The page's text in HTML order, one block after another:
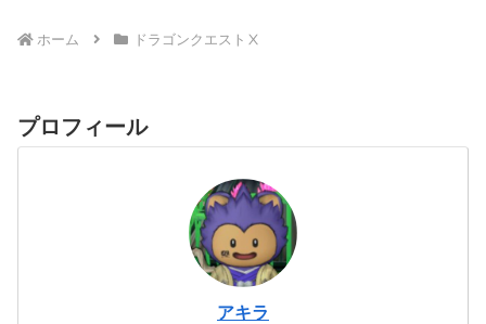
ホーム ドラゴンクエストⅩ
プロフィール
アキラ